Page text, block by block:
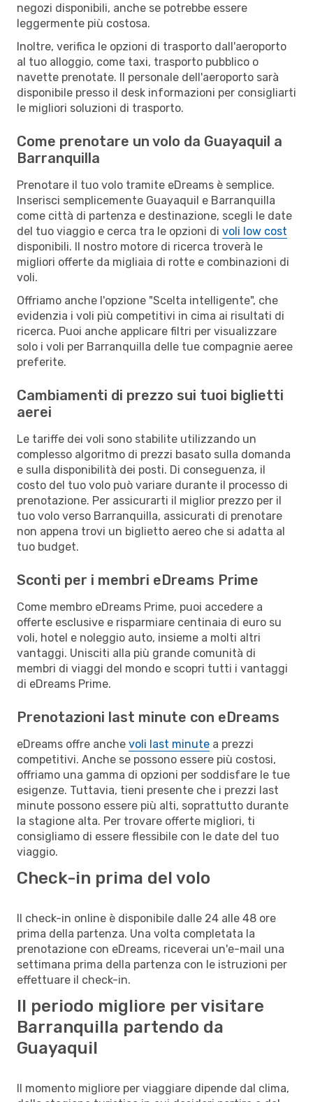
negozi disponibili, anche se potrebbe essere
leggermente più costosa.
Inoltre, verifica le opzioni di trasporto dall'aeroporto
al tuo alloggio, come taxi, trasporto pubblico o
navette prenotate. Il personale dell'aeroporto sarà
disponibile presso il desk informazioni per consigliarti
le migliori soluzioni di trasporto.
Come prenotare un volo da Guayaquil a
Barranquilla
Prenotare il tuo volo tramite eDreams è semplice.
Inserisci semplicemente Guayaquil e Barranquilla
come città di partenza e destinazione, scegli le date
del tuo viaggio e cerca tra le opzioni di voli low cost
disponibili. Il nostro motore di ricerca troverà le
migliori offerte da migliaia di rotte e combinazioni di
voli.
Offriamo anche l'opzione "Scelta intelligente", che
evidenzia i voli più competitivi in cima ai risultati di
ricerca. Puoi anche applicare filtri per visualizzare
solo i voli per Barranquilla delle tue compagnie aeree
preferite.
Cambiamenti di prezzo sui tuoi biglietti
aerei
Le tariffe dei voli sono stabilite utilizzando un
complesso algoritmo di prezzi basato sulla domanda
e sulla disponibilità dei posti. Di conseguenza, il
costo del tuo volo può variare durante il processo di
prenotazione. Per assicurarti il miglior prezzo per il
tuo volo verso Barranquilla, assicurati di prenotare
non appena trovi un biglietto aereo che si adatta al
tuo budget.
Sconti per i membri eDreams Prime
Come membro eDreams Prime, puoi accedere a
offerte esclusive e risparmiare centinaia di euro su
voli, hotel e noleggio auto, insieme a molti altri
vantaggi. Unisciti alla più grande comunità di
membri di viaggi del mondo e scopri tutti i vantaggi
di eDreams Prime.
Prenotazioni last minute con eDreams
eDreams offre anche voli last minute a prezzi
competitivi. Anche se possono essere più costosi,
offriamo una gamma di opzioni per soddisfare le tue
esigenze. Tuttavia, tieni presente che i prezzi last
minute possono essere più alti, soprattutto durante
la stagione alta. Per trovare offerte migliori, ti
consigliamo di essere flessibile con le date del tuo
viaggio.
Check-in prima del volo
Il check-in online è disponibile dalle 24 alle 48 ore
prima della partenza. Una volta completata la
prenotazione con eDreams, riceverai un'e-mail una
settimana prima della partenza con le istruzioni per
effettuare il check-in.
Il periodo migliore per visitare
Barranquilla partendo da
Guayaquil
Il momento migliore per viaggiare dipende dal clima,